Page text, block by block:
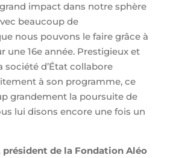
impact dans notre sphère
beaucoup de
nous pouvons le faire grâce à
une 16e année. Prestigieux et
société d’État collabore
à son programme, ce
grandement la poursuite de
lui disons encore une fois un
président de la Fondation Aléo